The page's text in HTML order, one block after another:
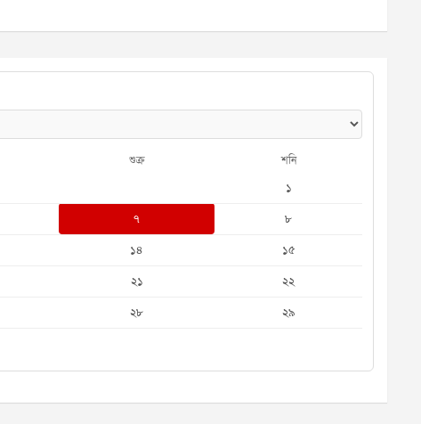
শুক্র শনি
১
৭
৮
১৪
১৫
২১
২২
২৮
২৯